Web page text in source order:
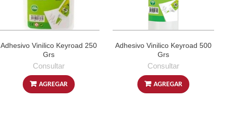
Adhesivo Vinilico Keyroad 250
Grs
Consultar
AGREGAR
Adhesivo Vinilico Keyroad 500
Grs
Consultar
AGREGAR